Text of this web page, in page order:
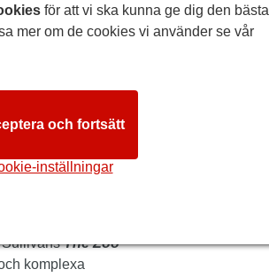
Gilbert & Sullivan
till samma
Båda uppförs sällan,
och
SullivansThe Zoo
komplexa
för att vi ska kunna ge dig den bästa
mer om de cookies vi använder se vår
inställningar
och fortsätt